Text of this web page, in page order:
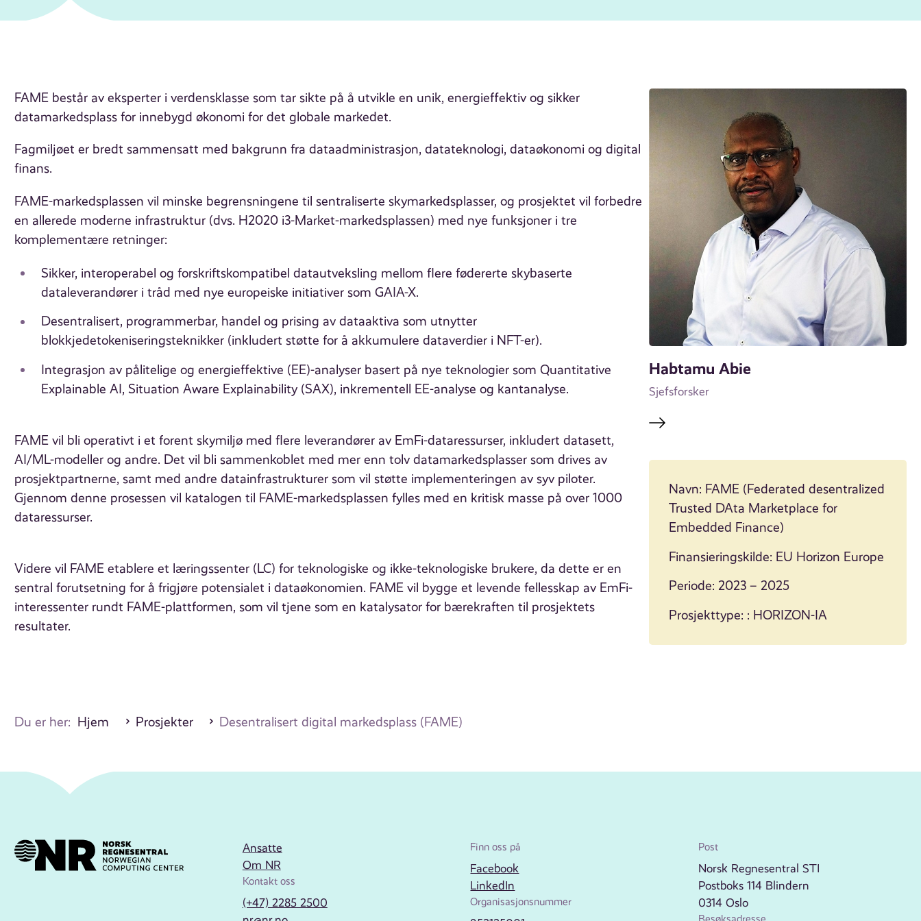
FAME består av eksperter i verdensklasse som tar sikte på å utvikle en unik, energieffektiv og sikker
datamarkedsplass for innebygd økonomi for det globale markedet.
Fagmiljøet er bredt sammensatt med bakgrunn fra dataadministrasjon, datateknologi, dataøkonomi og digital
finans.
FAME-markedsplassen vil minske begrensningene til sentraliserte skymarkedsplasser, og prosjektet vil forbedre
en allerede moderne infrastruktur (dvs. H2020 i3-Market-markedsplassen) med nye funksjoner i tre
komplementære retninger:
Sikker, interoperabel og forskriftskompatibel datautveksling mellom flere fødererte skybaserte
dataleverandører i tråd med nye europeiske initiativer som GAIA-X.
Desentralisert, programmerbar, handel og prising av dataaktiva som utnytter
blokkjedetokeniseringsteknikker (inkludert støtte for å akkumulere dataverdier i NFT-er).
Integrasjon av pålitelige og energieffektive (EE)-analyser basert på nye teknologier som Quantitative
Explainable AI, Situation Aware Explainability (SAX), inkrementell EE-analyse og kantanalyse.
FAME vil bli operativt i et forent skymiljø med flere leverandører av EmFi-dataressurser, inkludert datasett,
AI/ML-modeller og andre. Det vil bli sammenkoblet med mer enn tolv datamarkedsplasser som drives av
prosjektpartnerne, samt med andre datainfrastrukturer som vil støtte implementeringen av syv piloter.
Gjennom denne prosessen vil katalogen til FAME-markedsplassen fylles med en kritisk masse på over 1000
dataressurser.
Videre vil FAME etablere et læringssenter (LC) for teknologiske og ikke-teknologiske brukere, da dette er en
sentral forutsetning for å frigjøre potensialet i dataøkonomien. FAME vil bygge et levende fellesskap av EmFi-
interessenter rundt FAME-plattformen, som vil tjene som en katalysator for bærekraften til prosjektets
resultater.
Habtamu Abie
Sjefsforsker
Navn: FAME (Federated desentralized
Trusted DAta Marketplace for
Embedded Finance)
Finansieringskilde: EU Horizon Europe
Periode: 2023 – 2025
Prosjekttype: : HORIZON-IA
Du er her: Hjem Prosjekter Desentralisert digital markedsplass (FAME)
Ansatte
Om NR
Kontakt oss
(+47) 2285 2500
Finn oss på
Facebook
LinkedIn
Organisasjonsnummer
Post
Norsk Regnesentral STI
Postboks 114 Blindern
0314 Oslo